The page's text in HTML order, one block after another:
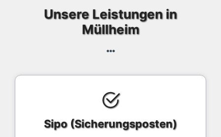
Unsere Leistungen in
Müllheim
Sipo (Sicherungsposten)